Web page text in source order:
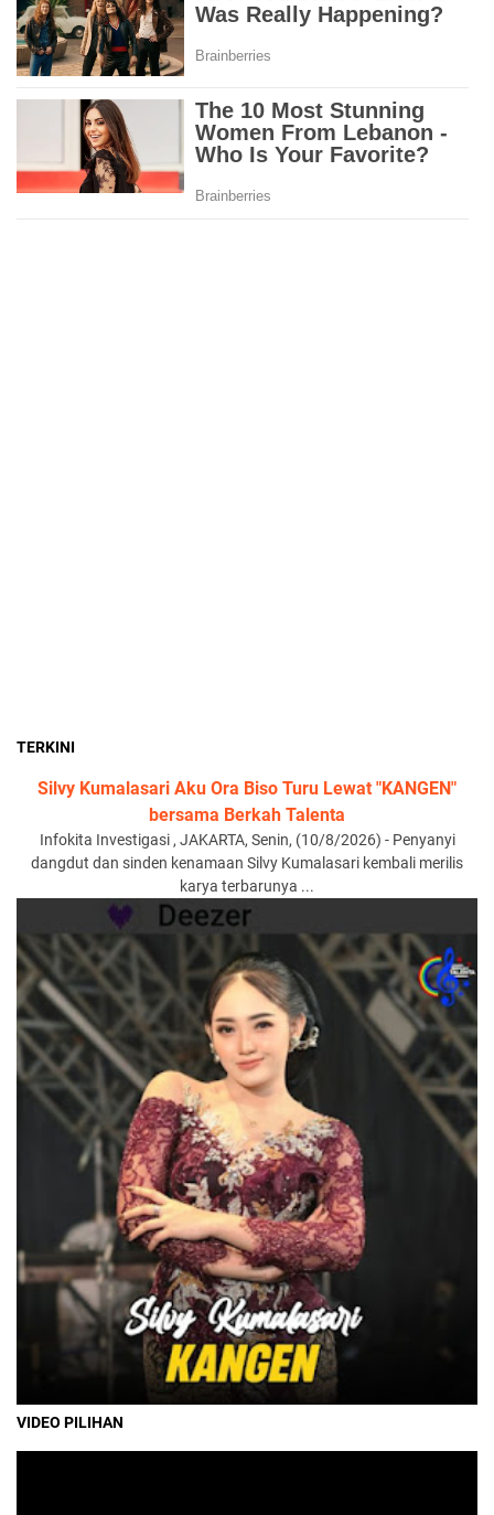
TERKINI
Silvy Kumalasari Aku Ora Biso Turu Lewat "KANGEN"
bersama Berkah Talenta
Infokita Investigasi , JAKARTA, Senin, (10/8/2026) - Penyanyi
dangdut dan sinden kenamaan Silvy Kumalasari kembali merilis
karya terbarunya ...
VIDEO PILIHAN